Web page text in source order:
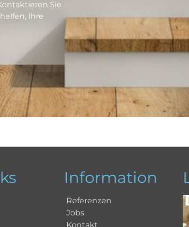
Sie
Ihre
Information
Referenzen
Jobs
Kontakt